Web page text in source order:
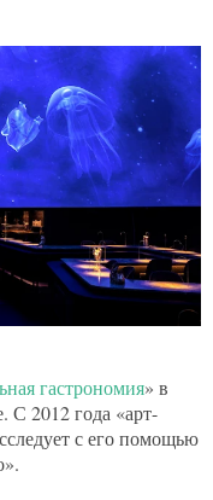
гастрономия» в
С 2012 года «арт-
с его помощью